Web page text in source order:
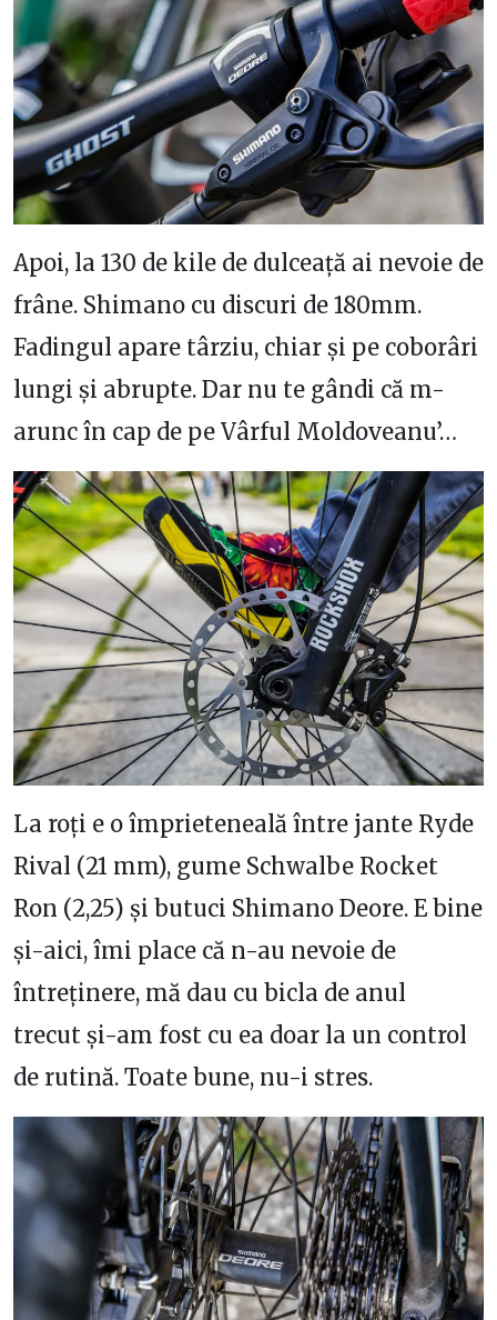
Apoi, la 130 de kile de dulceață ai nevoie de
frâne. Shimano cu discuri de 180mm.
Fadingul apare târziu, chiar și pe coborâri
lungi și abrupte. Dar nu te gândi că m-
arunc în cap de pe Vârful Moldoveanu’…
La roți e o împrieteneală între jante Ryde
Rival (21 mm), gume Schwalbe Rocket
Ron (2,25) și butuci Shimano Deore. E bine
și-aici, îmi place că n-au nevoie de
întreținere, mă dau cu bicla de anul
trecut și-am fost cu ea doar la un control
de rutină. Toate bune, nu-i stres.